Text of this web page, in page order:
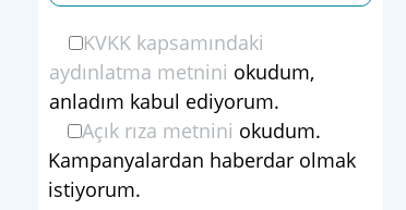
KVKK kapsamındaki
aydınlatma metnini okudum,
anladım kabul ediyorum.
Açık rıza metnini okudum.
Kampanyalardan haberdar olmak
istiyorum.